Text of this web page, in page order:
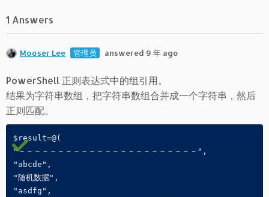
1 Answers
Mooser Lee 管理员 answered 9 年 ago
PowerShell 正则表达式中的组引用。
结果为字符串数组，把字符串数组合并成一个字符串，然后
正则匹配。
$result=@(
"－－－－－－－－－－－－－－－－－－－－－－－",
"abcde",
"随机数据",
"asdfg",